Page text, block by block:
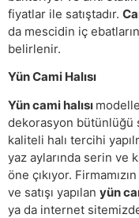
fiyatlar ile satıştadır.
da mescidin iç
belirlenir.
Yün Cami Halısı
Yün cami halısı
dekorasyon bütünlüğü
kaliteli halı tercihi
yaz aylarında serin ve
öne çıkıyor.
ve satışı yapılan yün
ya da internet